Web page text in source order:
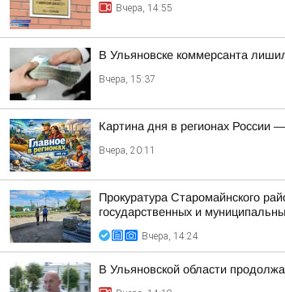
Вчера, 14:55
В Ульяновске коммерсанта
Вчера, 15:37
Картина дня в регионах России
Вчера, 20:11
Прокуратура Старомайнского
государственных и
Вчера, 14:24
В Ульяновской области